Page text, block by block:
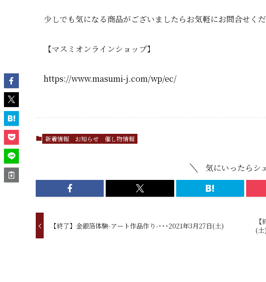
少しでも気になる商品がございましたらお気軽にお問合せくだ
【マスミオンラインショップ】
https://www.masumi-j.com/wp/ec/
新着情報 お知らせ 催し物情報
気にいったらシ
【終了】金銀箔体験-アート作品作り-･･･2021年3月27日(土)
(土)